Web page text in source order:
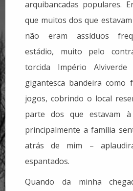
arquibancadas populares.
que muitos dos que
não eram assíduos
estádio, muito pelo
torcida Império Alviverde
gigantesca bandeira como
jogos, cobrindo o local
parte dos que estavam
principalmente a família
atrás de mim –
espantados.
Quando da minha